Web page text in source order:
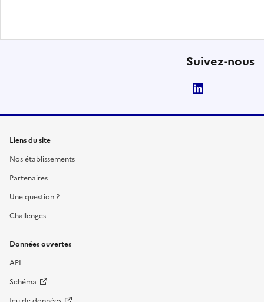
Suivez-nous
Liens du site
Nos établissements
Partenaires
Une question ?
Challenges
Données ouvertes
API
Schéma